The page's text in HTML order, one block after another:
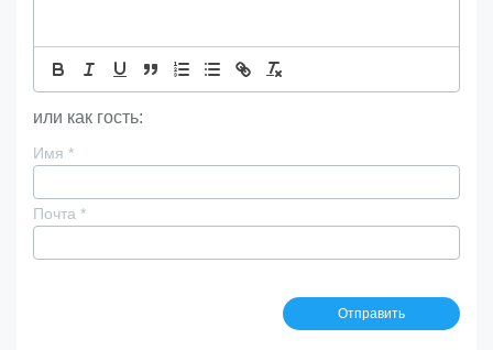
или как гость:
Имя *
Почта *